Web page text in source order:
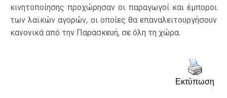
κινητοποίησης προχώρησαν οι παραγωγοί και έμποροι
των λαϊκών αγορών, οι οποίες θα επαναλειτουργήσουν
κανονικά από την Παρασκευή, σε όλη τη χώρα.
Εκτύπωση